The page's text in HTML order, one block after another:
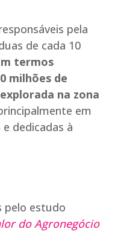
pela
de cada 10
termos
milhões de
na zona
em
dedicadas à
pelo estudo
do Agronegócio